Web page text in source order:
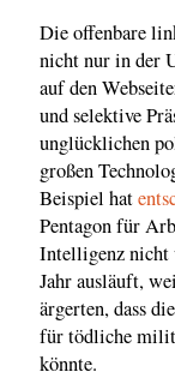
Die offenbare
nicht nur in der
auf den
und selektive
unglücklichen
großen
Beispiel hat
Pentagon für
Intelligenz nicht
Jahr ausläuft,
ärgerten, dass
für tödliche
könnte.